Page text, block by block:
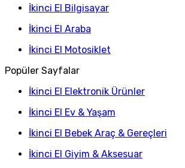
İkinci El Bilgisayar
İkinci El Araba
İkinci El Motosiklet
Popüler Sayfalar
İkinci El Elektronik Ürünler
İkinci El Ev & Yaşam
İkinci El Bebek Araç & Gereçleri
İkinci El Giyim & Aksesuar